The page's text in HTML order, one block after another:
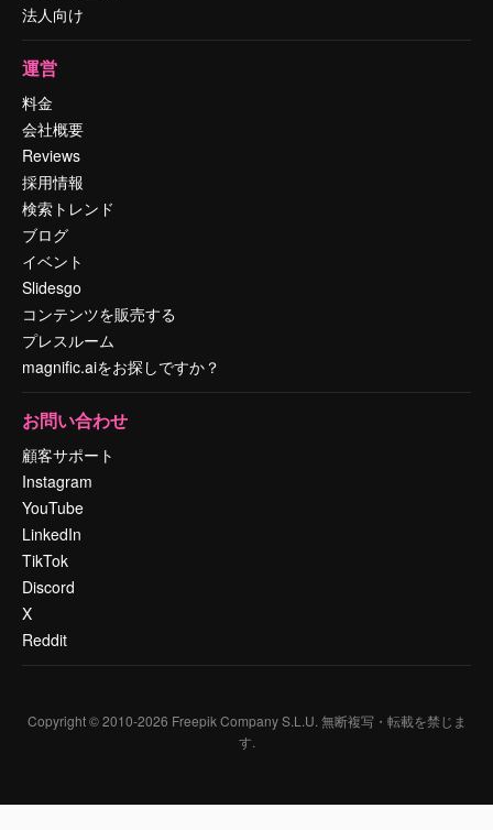
法人向け
運営
料金
会社概要
Reviews
採用情報
検索トレンド
ブログ
イベント
Slidesgo
コンテンツを販売する
プレスルーム
magnific.aiをお探しですか？
お問い合わせ
顧客サポート
Instagram
YouTube
LinkedIn
TikTok
Discord
X
Reddit
Copyright © 2010-2026 Freepik Company S.L.U. 無断複写・転載を禁じま
す.